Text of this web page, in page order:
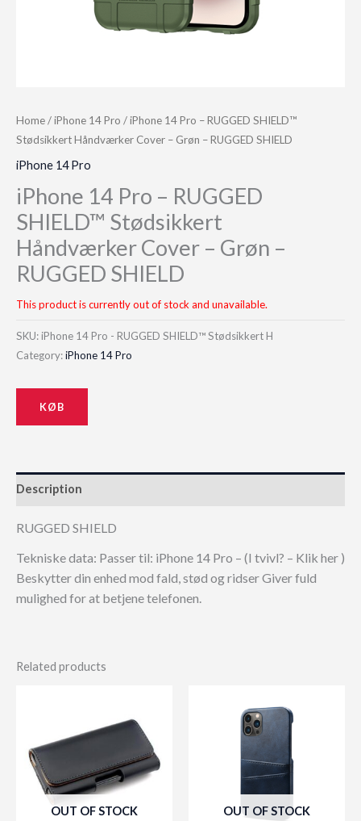
Home/iPhone 14 Pro / iPhone 14 Pro – RUGGED SHIELD™
Stødsikkert Håndværker Cover – Grøn – RUGGED SHIELD
iPhone 14 Pro
iPhone 14 Pro – RUGGED
SHIELD™ Stødsikkert
Håndværker Cover – Grøn –
RUGGED SHIELD
This product is currently out of stock and unavailable.
SKU: iPhone 14 Pro - RUGGED SHIELD™ Stødsikkert H
Category:iPhone 14 Pro
KØB
Description
RUGGED SHIELD
Tekniske data: Passer til: iPhone 14 Pro – (I tvivl? – Klik her )
Beskytter din enhed mod fald, stød og ridser Giver fuld
mulighed for at betjene telefonen.
Related products
OUT OF STOCK OUT OF STOCK